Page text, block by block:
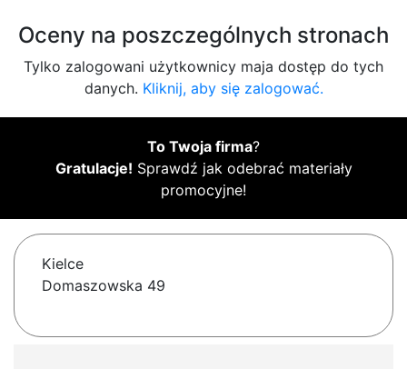
Oceny na poszczególnych stronach
Tylko zalogowani użytkownicy maja dostęp do tych
danych. Kliknij, aby się zalogować.
To Twoja firma?
Gratulacje! Sprawdź jak odebrać materiały
promocyjne!
Kielce
Domaszowska 49